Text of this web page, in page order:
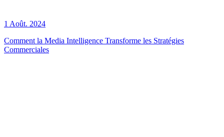
1 Août. 2024
Comment la Media Intelligence Transforme les Stratégies
Commerciales